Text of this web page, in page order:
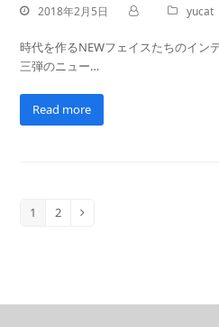
2018年2月5日 yucat
時代を作るNEWフェイスたちのイン
三弾のニュー…
Read more
Page
1 Page
2 Next